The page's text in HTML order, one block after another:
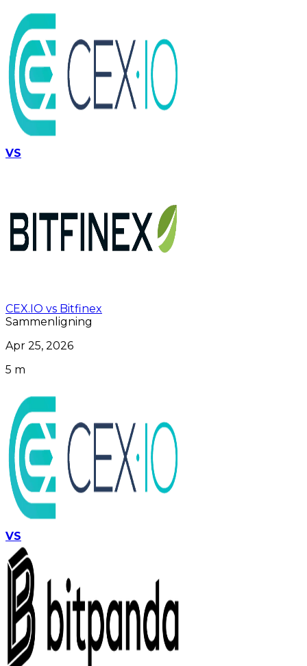
VS
CEX.IO vs Bitfinex
Sammenligning
Apr 25, 2026
5 m
VS